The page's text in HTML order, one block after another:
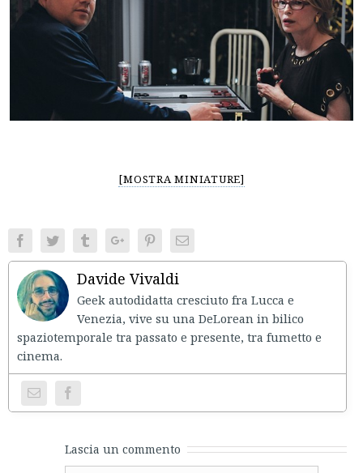
[MOSTRA MINIATURE]
FacebookTwitter TumblrGoogle+PinterestEmail
Davide Vivaldi
Geek autodidatta cresciuto fra Lucca e
Venezia, vive su una DeLorean in bilico
spaziotemporale tra passato e presente, tra fumetto e
cinema.
Lascia un commento